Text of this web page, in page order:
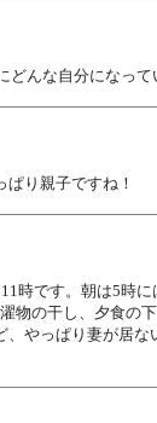
んな自分になって
り親子ですね！
時です。朝は5時
物の干し、夕食の
やっぱり妻が居